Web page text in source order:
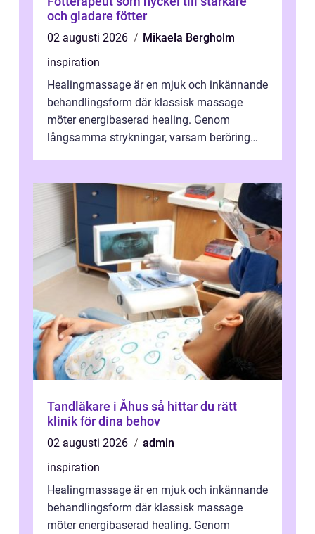
och gladare fötter
02 augusti 2026
Mikaela Bergholm
inspiration
Healingmassage är en mjuk och inkännande
behandlingsform där klassisk massage
möter energibaserad healing. Genom
långsamma strykningar, varsam beröring
Tandläkare i Åhus så hittar du rätt
klinik för dina behov
02 augusti 2026
admin
inspiration
Healingmassage är en mjuk och inkännande
behandlingsform där klassisk massage
möter energibaserad healing. Genom